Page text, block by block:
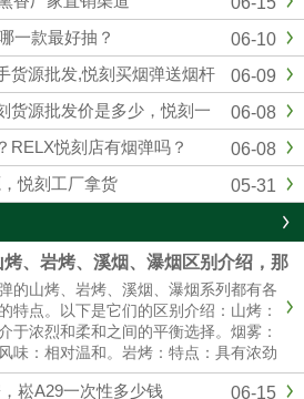
蛋，另外各大品牌，通配，一次性均
市面上顶级的，可以代发，零售，批
包邮...
06-10
一款最好抽？
06-09
货源批发,悦刻买烟弹送烟杆
06-08
货源批发价是多少，悦刻一
06-08
RELX悦刻店有烟弹吗？
05-31
悦刻工厂拿货
烤、岩烤、溪烟、瀑烟区别介绍，那
?
的山烤、岩烤、溪烟、瀑烟系列都有各
特点。以下是它们的区别介绍：山烤：
于浓烈和柔和之间的平衡选择。烟雾：
味：相对温和。岩烤：特点：具有浓劲
味。烟雾：可能会有更大的烟雾。体
的一氧化碳满足感。溪烟：特点：提供
06-15
崧A29一次性多少钱